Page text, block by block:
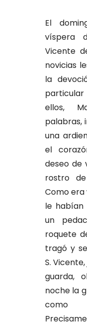
El
víspera
Vicente
novicias
la
ellos,
palabras,
una
el
deseo de
rostro
Como era
le habían
un
roquete
tragó y
S.
guarda,
noche la
como